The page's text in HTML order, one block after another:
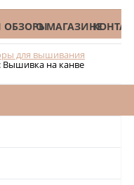
ОБЗОРЫО МАГАЗИНЕ
для вышивания
Вышивка на канве